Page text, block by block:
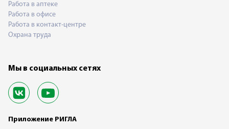
Работа в аптеке
Работа в офисе
Работа в контакт-центре
Охрана труда
Мы в социальных сетях
Приложение РИГЛА